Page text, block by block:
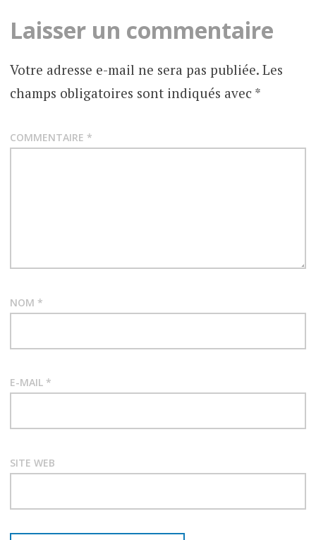
Laisser un commentaire
Votre adresse e-mail ne sera pas publiée. Les
champs obligatoires sont indiqués avec *
COMMENTAIRE *
NOM *
E-MAIL *
SITE WEB